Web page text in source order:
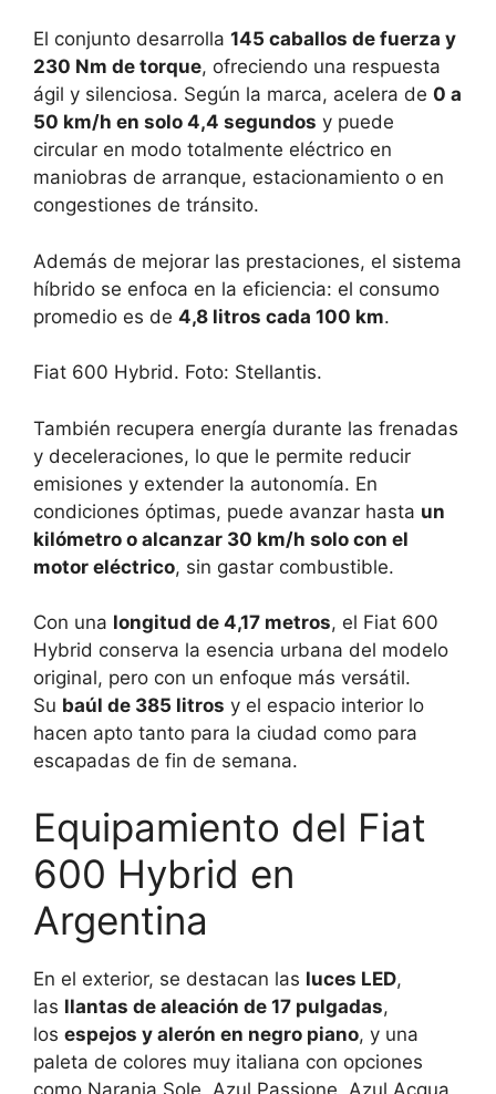
El conjunto desarrolla 145 caballos de fuerza y
230 Nm de torque, ofreciendo una respuesta
ágil y silenciosa. Según la marca, acelera de 0 a
50 km/h en solo 4,4 segundos y puede
circular en modo totalmente eléctrico en
maniobras de arranque, estacionamiento o en
congestiones de tránsito.
Además de mejorar las prestaciones, el sistema
híbrido se enfoca en la eficiencia: el consumo
promedio es de 4,8 litros cada 100 km.
Fiat 600 Hybrid. Foto: Stellantis.
También recupera energía durante las frenadas
y deceleraciones, lo que le permite reducir
emisiones y extender la autonomía. En
condiciones óptimas, puede avanzar hasta un
kilómetro o alcanzar 30 km/h solo con el
motor eléctrico, sin gastar combustible.
Con una longitud de 4,17 metros, el Fiat 600
Hybrid conserva la esencia urbana del modelo
original, pero con un enfoque más versátil.
Su baúl de 385 litros y el espacio interior lo
hacen apto tanto para la ciudad como para
escapadas de fin de semana.
Equipamiento del Fiat
600 Hybrid en
Argentina
En el exterior, se destacan las luces LED,
las llantas de aleación de 17 pulgadas,
los espejos y alerón en negro piano, y una
paleta de colores muy italiana con opciones
como Naranja Sole, Azul Passione, Azul Acqua,